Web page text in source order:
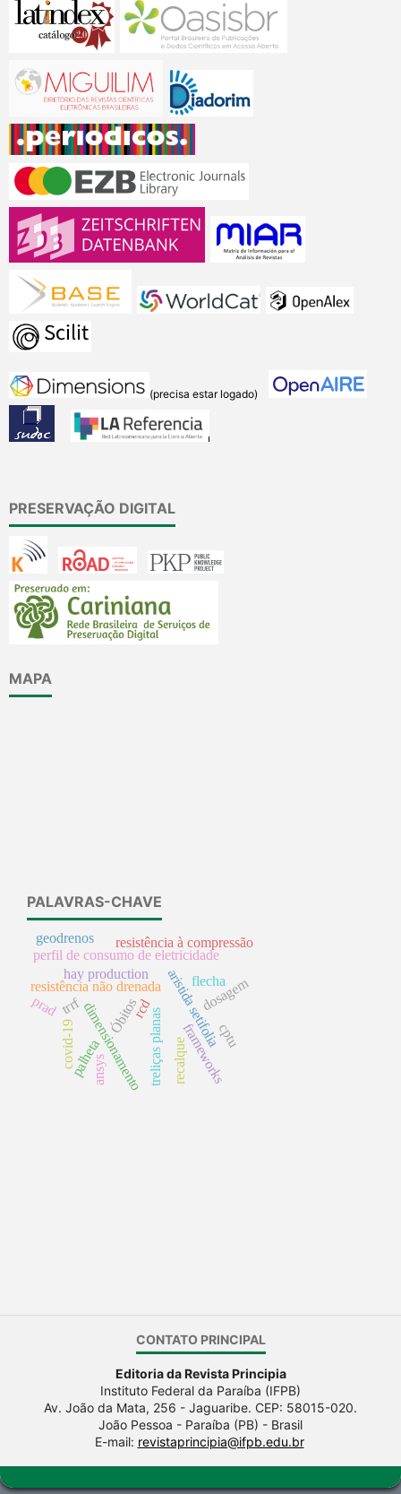
(precisa estar logado)
PRESERVAÇÃO DIGITAL
MAPA
PALAVRAS-CHAVE
frameworks
aristida setifolia
dimensionamentotreliças planas cptu
palheta
resistência não drenada
trrf Óbitos
covid-19
dosagem
hay production
perfil de consumo de eletricidade
ansys
flecha
rcd
resistência à compressão
prad
geodrenos
recalque
CONTATO PRINCIPAL
Editoria da Revista Principia
Instituto Federal da Paraíba (IFPB)
Av. João da Mata, 256 - Jaguaribe. CEP: 58015-020.
João Pessoa - Paraíba (PB) - Brasil
E-mail: revistaprincipia@ifpb.edu.br